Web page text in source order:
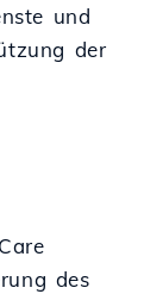
und
der
des